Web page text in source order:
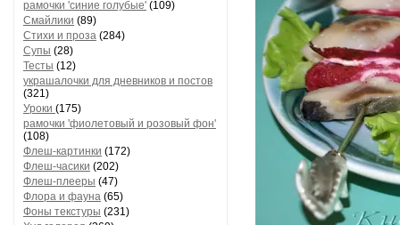
рамочки 'синие голубые' (109)
Смайлики (89)
Стихи и проза (284)
Супы (28)
Тесты (12)
украшалочки для дневников и постов
(321)
Уроки (175)
рамочки 'фиолетовый и розовый фон'
(108)
Флеш-картинки (172)
Флеш-часики (202)
Флеш-плееры (47)
Флора и фауна (65)
Фоны текстуры (231)